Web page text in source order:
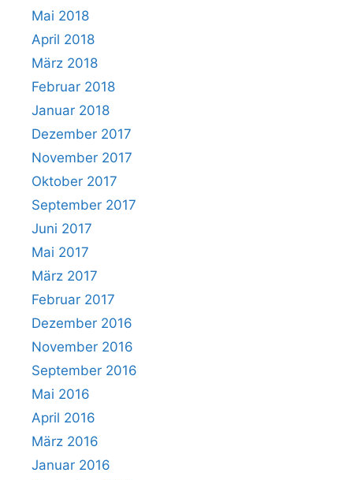
Mai 2018
April 2018
März 2018
Februar 2018
Januar 2018
Dezember 2017
November 2017
Oktober 2017
September 2017
Juni 2017
Mai 2017
März 2017
Februar 2017
Dezember 2016
November 2016
September 2016
Mai 2016
April 2016
März 2016
Januar 2016